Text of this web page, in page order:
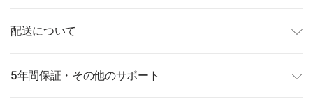
配送について
5年間保証・その他のサポート